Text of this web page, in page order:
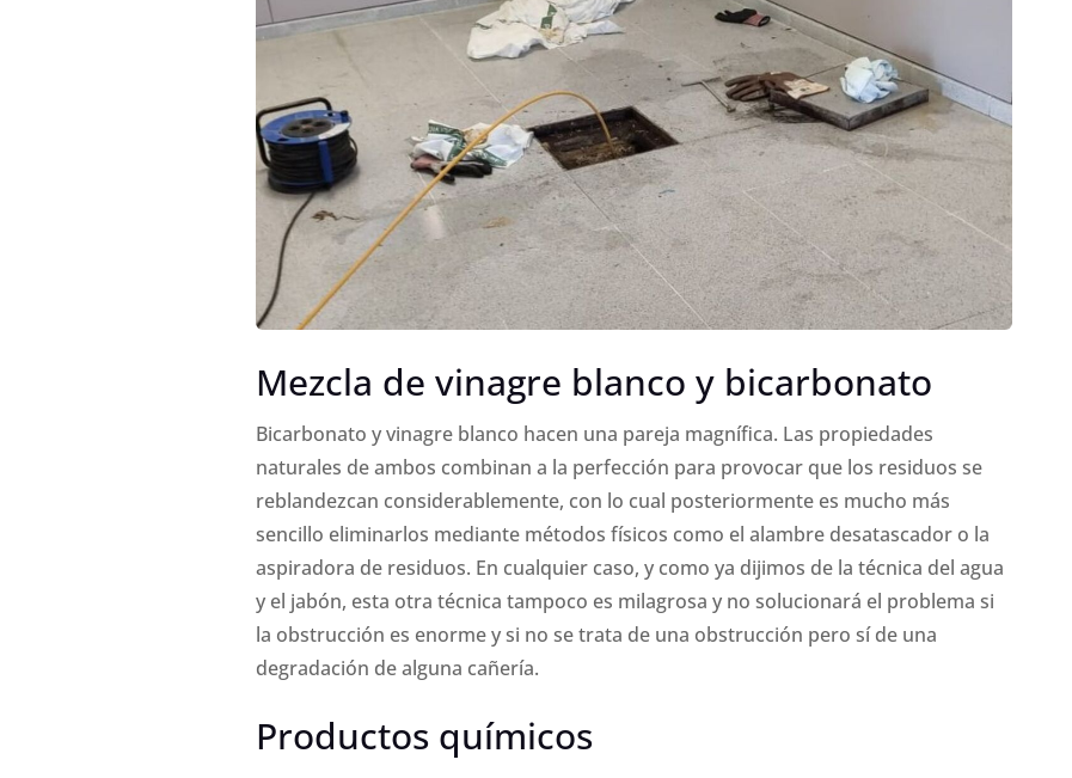
Mezcla de vinagre blanco y bicarbonato
Bicarbonato y vinagre blanco hacen una pareja magnífica. Las propiedades
naturales de ambos combinan a la perfección para provocar que los residuos se
reblandezcan considerablemente, con lo cual posteriormente es mucho más
sencillo eliminarlos mediante métodos físicos como el alambre desatascador o la
aspiradora de residuos. En cualquier caso, y como ya dijimos de la técnica del agua
y el jabón, esta otra técnica tampoco es milagrosa y no solucionará el problema si
la obstrucción es enorme y si no se trata de una obstrucción pero sí de una
degradación de alguna cañería.
Productos químicos